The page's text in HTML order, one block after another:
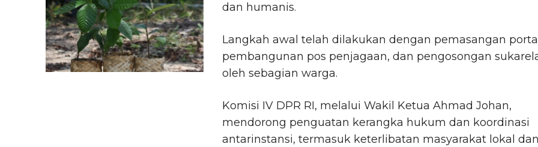
dan humanis.
Langkah awal telah dilakukan dengan pemasangan
pembangunan pos penjagaan, dan pengosongan
oleh sebagian warga.
Komisi IV DPR RI, melalui Wakil Ketua Ahmad Johan,
mendorong penguatan kerangka hukum dan koordinasi
antarinstansi, termasuk keterlibatan masyarakat lokal dan